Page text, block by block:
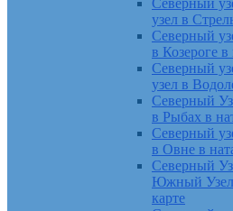
Северный
узел в
Северный
в Козероге
Северный
узел в
Северный
в Рыбах в
Северный
в Овне в
Северный
Южный Узел
карте